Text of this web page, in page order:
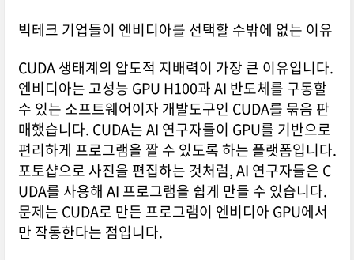
빅테크 기업들이 엔비디아를 선택할 수밖에 없는 이유
CUDA 생태계의 압도적 지배력이 가장 큰 이유입니다.
엔비디아는 고성능 GPU H100과 AI 반도체를 구동할
수 있는 소프트웨어이자 개발도구인 CUDA를 묶음 판
매했습니다. CUDA는 AI 연구자들이 GPU를 기반으로
편리하게 프로그램을 짤 수 있도록 하는 플랫폼입니다.
포토샵으로 사진을 편집하는 것처럼, AI 연구자들은 C
UDA를 사용해 AI 프로그램을 쉽게 만들 수 있습니다.
문제는 CUDA로 만든 프로그램이 엔비디아 GPU에서
만 작동한다는 점입니다.